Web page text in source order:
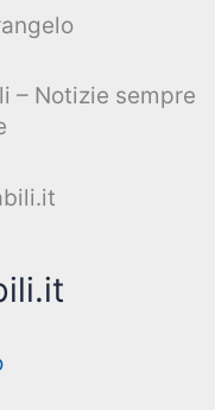
– Notizie sempre